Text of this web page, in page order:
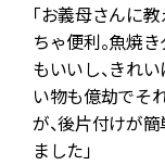
「お義母さんに
ちゃ便利。魚焼
もいいし、きれ
い物も億劫でそ
が、後片付けが
ました」